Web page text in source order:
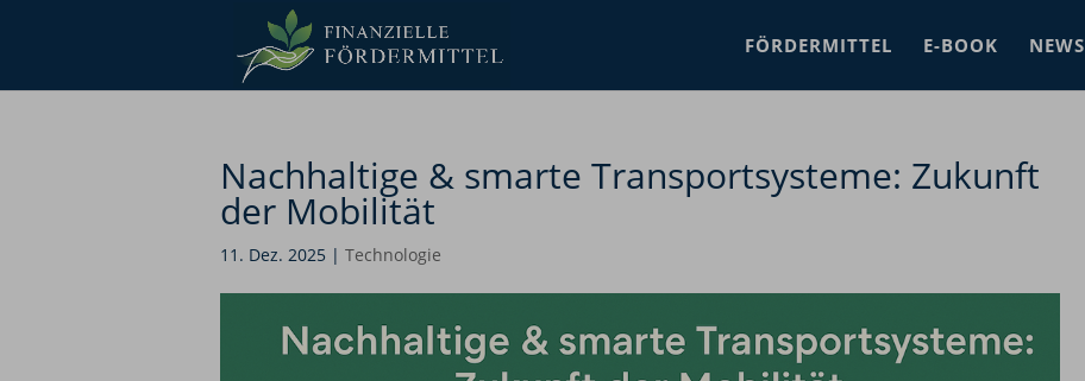
FÖRDERMITTEL E-BOOK NEWS
Nachhaltige & smarte Transportsysteme: Zukunft
der Mobilität
11. Dez. 2025 | Technologie